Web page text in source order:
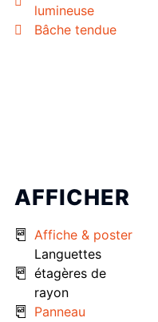
lumineuse
Bâche tendue
AFFICHER
Affiche & poster
Languettes
étagères de
rayon
Panneau